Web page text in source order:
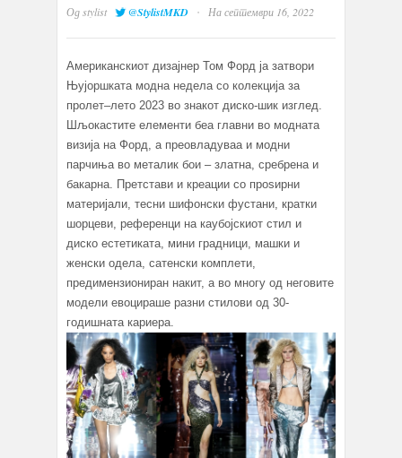
Одstylist @StylistMKD · На септември 16, 2022
Американскиот дизајнер Том Форд ја затвори
Њујоршката модна недела со колекција за
пролет–лето 2023 во знакот диско-шик изглед.
Шљокастите елементи беа главни во модната
визија на Форд, а преовладуваа и модни
парчиња во металик бои – златна, сребрена и
бакарна. Претстави и креации со проѕирни
материјали, тесни шифонски фустани, кратки
шорцеви, референци на каубојскиот стил и
диско естетиката, мини градници, машки и
женски одела, сатенски комплети,
предимензиониран накит, а во многу од неговите
модели евоцираше разни стилови од 30-
годишната кариера.